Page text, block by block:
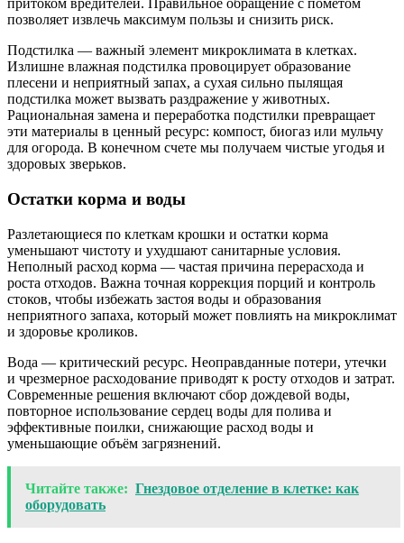
притоком вредителей. Правильное обращение с пометом
позволяет извлечь максимум пользы и снизить риск.
Подстилка — важный элемент микроклимата в клетках.
Излишне влажная подстилка провоцирует образование
плесени и неприятный запах, а сухая сильно пылящая
подстилка может вызвать раздражение у животных.
Рациональная замена и переработка подстилки превращает
эти материалы в ценный ресурс: компост, биогаз или мульчу
для огорода. В конечном счете мы получаем чистые угодья и
здоровых зверьков.
Остатки корма и воды
Разлетающиеся по клеткам крошки и остатки корма
уменьшают чистоту и ухудшают санитарные условия.
Неполный расход корма — частая причина перерасхода и
роста отходов. Важна точная коррекция порций и контроль
стоков, чтобы избежать застоя воды и образования
неприятного запаха, который может повлиять на микроклимат
и здоровье кроликов.
Вода — критический ресурс. Неоправданные потери, утечки
и чрезмерное расходование приводят к росту отходов и затрат.
Современные решения включают сбор дождевой воды,
повторное использование сердец воды для полива и
эффективные поилки, снижающие расход воды и
уменьшающие объём загрязнений.
Читайте также: Гнездовое отделение в клетке: как
оборудовать